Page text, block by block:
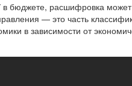
в бюджете, расшифровка
— это часть
в зависимости от